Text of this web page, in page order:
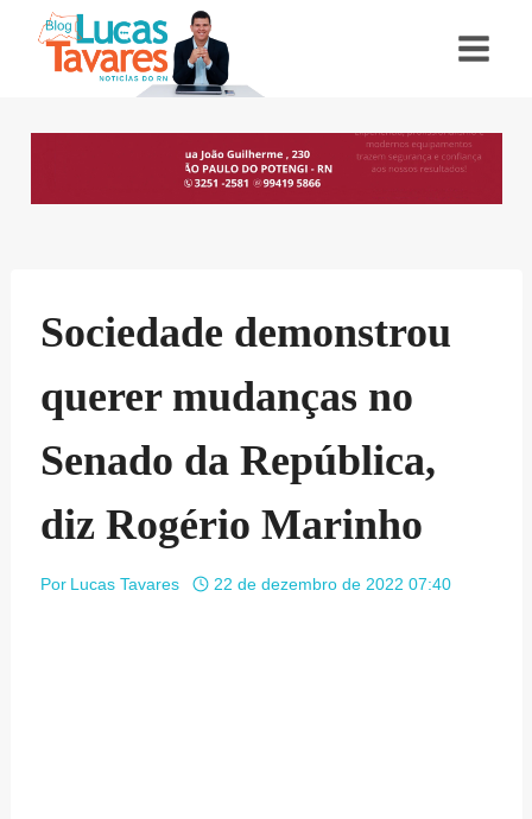
Sociedade demonstrou
querer mudanças no
Senado da República,
diz Rogério Marinho
Por Lucas Tavares 22 de dezembro de 2022 07:40